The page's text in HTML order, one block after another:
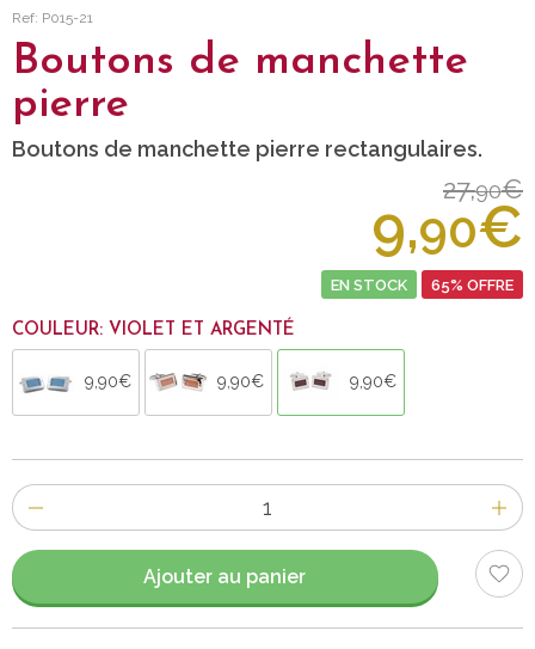
Ref: P015-21
Boutons de manchette
pierre
Boutons de manchette pierre rectangulaires.
27,90€
9,90€
EN STOCK 65% OFFRE
COULEUR: VIOLET ET ARGENTÉ
9,90€ 9,90€ 9,90€
Nombre
d'items
Ajouter au panier